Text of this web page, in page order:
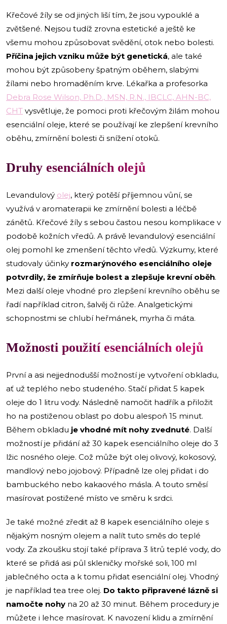
Křečové žíly se od jiných liší tím, že jsou vypouklé a
zvětšené. Nejsou tudíž zrovna estetické a ještě ke
všemu mohou způsobovat svědění, otok nebo bolesti.
Příčina jejich vzniku může být genetická, ale také
mohou být způsobeny špatným oběhem, slabými
žílami nebo hromaděním krve. Lékařka a profesorka
Debra Rose Wilson, Ph.D., MSN, R.N., IBCLC, AHN-BC,
CHT vysvětluje, že pomoci proti křečovým žilám mohou
esenciální oleje, které se používají ke zlepšení krevního
oběhu, zmírnění bolesti či snížení otoků.
Druhy esenciálních olejů
Levandulový olej, který potěší příjemnou vůní, se
využívá v aromaterapii ke zmírnění bolesti a léčbě
zánětů. Křečové žíly s sebou častou nesou komplikace v
podobě kožních vředů. A právě levandulový esenciální
olej pomohl ke zmenšení těchto vředů. Výzkumy, které
studovaly účinky rozmarýnového esenciálního oleje
potvrdily, že zmírňuje bolest a zlepšuje krevní oběh.
Mezi další oleje vhodné pro zlepšení krevního oběhu se
řadí například citron, šalvěj či růže. Analgetickými
schopnostmi se chlubí heřmánek, myrha či máta.
Možnosti použití esenciálních olejů
První a asi nejjednodušší možností je vytvoření obkladu,
ať už teplého nebo studeného. Stačí přidat 5 kapek
oleje do 1 litru vody. Následně namočit hadřík a přiložit
ho na postiženou oblast po dobu alespoň 15 minut.
Během obkladu je vhodné mít nohy zvednuté. Další
možností je přidání až 30 kapek esenciálního oleje do 3
lžic nosného oleje. Což může být olej olivový, kokosový,
mandlový nebo jojobový. Případně lze olej přidat i do
bambuckého nebo kakaového másla. A touto směsí
masírovat postižené místo ve směru k srdci.
Je také možné zředit až 8 kapek esenciálního oleje s
nějakým nosným olejem a nalít tuto směs do teplé
vody. Za zkoušku stojí také příprava 3 litrů teplé vody, do
které se přidá asi půl skleničky mořské soli, 100 ml
jablečného octa a k tomu přidat esenciální olej. Vhodný
je například tea tree olej. Do takto připravené lázně si
namočte nohy na 20 až 30 minut. Během procedury je
můžete i lehce masírovat. K navození klidu a zmírnění